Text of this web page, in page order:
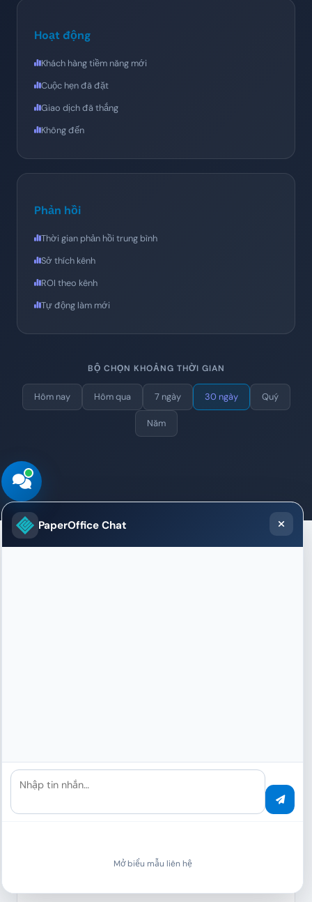
Hoạt động
Khách hàng tiềm năng mới
Cuộc hẹn đã đặt
Giao dịch đã thắng
Không đến
Phản hồi
Thời gian phản hồi trung bình
Sở thích kênh
ROI theo kênh
Tự động làm mới
BỘ CHỌN KHOẢNG THỜI GIAN
Hôm nay Hôm qua 7 ngày 30 ngày Quý
Năm
chuyển đổi và dự báo doanh thu – tất cả trong thời gian
PaperOffice Chat
Nhập tin nhắn…
Mở biểu mẫu liên hệ